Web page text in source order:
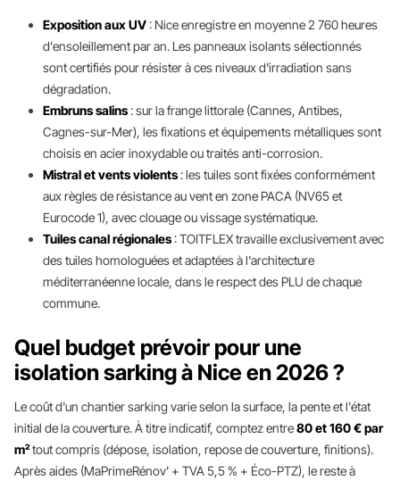
Exposition aux UV: Nice enregistre en moyenne 2 760 heures
d'ensoleillement par an. Les panneaux isolants sélectionnés
sont certifiés pour résister à ces niveaux d'irradiation sans
dégradation.
Embruns salins: sur la frange littorale (Cannes, Antibes,
Cagnes-sur-Mer), les fixations et équipements métalliques sont
choisis en acier inoxydable ou traités anti-corrosion.
Mistral et vents violents: les tuiles sont fixées conformément
aux règles de résistance au vent en zone PACA (NV65 et
Eurocode 1), avec clouage ou vissage systématique.
Tuiles canal régionales: TOITFLEX travaille exclusivement avec
des tuiles homologuées et adaptées à l'architecture
méditerranéenne locale, dans le respect des PLU de chaque
commune.
Quel budget prévoir pour une
isolation sarking à Nice en 2026 ?
Le coût d'un chantier sarking varie selon la surface, la pente et l'état
initial de la couverture. À titre indicatif, comptez entre80 et 160 € par
m²tout compris (dépose, isolation, repose de couverture, finitions).
Après aides (MaPrimeRénov' + TVA 5,5 % + Éco-PTZ), le reste à